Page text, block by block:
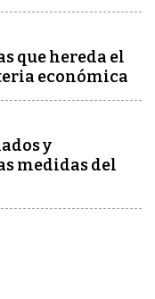
que hereda el
económica
y
medidas del